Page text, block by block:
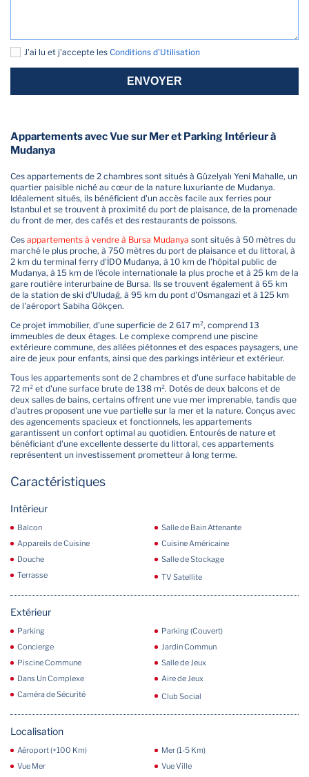
J'ai lu et j'accepte les Conditions d'Utilisation
ENVOYER
Appartements avec Vue sur Mer et Parking Intérieur à
Mudanya
Ces appartements de 2 chambres sont situés à Güzelyalı Yeni Mahalle, un
quartier paisible niché au cœur de la nature luxuriante de Mudanya.
Idéalement situés, ils bénéficient d'un accès facile aux ferries pour
Istanbul et se trouvent à proximité du port de plaisance, de la promenade
du front de mer, des cafés et des restaurants de poissons.
Ces appartements à vendre à Bursa Mudanya sont situés à 50 mètres du
marché le plus proche, à 750 mètres du port de plaisance et du littoral, à
2 km du terminal ferry d'İDO Mudanya, à 10 km de l'hôpital public de
Mudanya, à 15 km de l'école internationale la plus proche et à 25 km de la
gare routière interurbaine de Bursa. Ils se trouvent également à 65 km
de la station de ski d'Uludağ, à 95 km du pont d'Osmangazi et à 125 km
de l'aéroport Sabiha Gökçen.
Ce projet immobilier, d'une superficie de 2 617 m², comprend 13
immeubles de deux étages. Le complexe comprend une piscine
extérieure commune, des allées piétonnes et des espaces paysagers, une
aire de jeux pour enfants, ainsi que des parkings intérieur et extérieur.
Tous les appartements sont de 2 chambres et d'une surface habitable de
72 m² et d'une surface brute de 138 m². Dotés de deux balcons et de
deux salles de bains, certains offrent une vue mer imprenable, tandis que
d'autres proposent une vue partielle sur la mer et la nature. Conçus avec
des agencements spacieux et fonctionnels, les appartements
garantissent un confort optimal au quotidien. Entourés de nature et
bénéficiant d'une excellente desserte du littoral, ces appartements
représentent un investissement prometteur à long terme.
Caractéristiques
Intérieur
Balcon
Salle de Bain Attenante
Appareils de Cuisine
Cuisine Américaine
Douche
Salle de Stockage
Terrasse
TV Satellite
Extérieur
Parking
Parking (Couvert)
Concierge
Jardin Commun
Piscine Commune
Salle de Jeux
Dans Un Complexe
Aire de Jeux
Caméra de Sécurité
Club Social
Localisation
Aéroport (+100 Km)
Mer (1-5 Km)
Vue Mer
Vue Ville